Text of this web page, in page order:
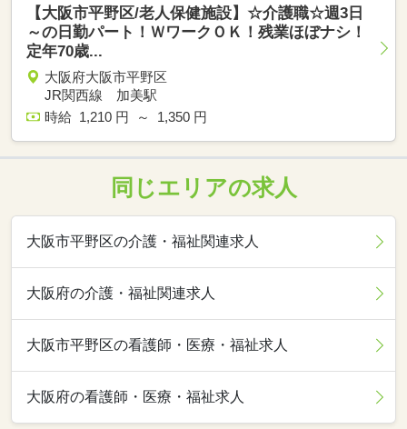
【大阪市平野区/老人保健施設】☆介護職☆週3日
～の日勤パート！ＷワークＯＫ！残業ほぼナシ！
定年70歳...
大阪府大阪市平野区
JR関西線 加美駅
時給 1,210 円 ～ 1,350 円
同じエリアの求人
大阪市平野区の介護・福祉関連求人
大阪府の介護・福祉関連求人
大阪市平野区の看護師・医療・福祉求人
大阪府の看護師・医療・福祉求人